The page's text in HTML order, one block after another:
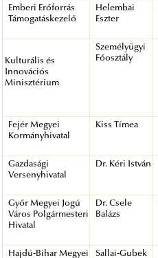
Emberi Erőforrás
Támogatáskezelő
Helembai
Eszter
Kulturális és
Innovációs
Minisztérium
Személyügyi
Főosztály
Fejér Megyei
Kormányhivatal
Kiss Tímea
Gazdasági
Versenyhivatal
Dr. Kéri István
Győr Megyei Jogú
Város Polgármesteri
Hivatal
Dr. Csele
Balázs
Hajdú-Bihar Megyei
Sallai-Gubek